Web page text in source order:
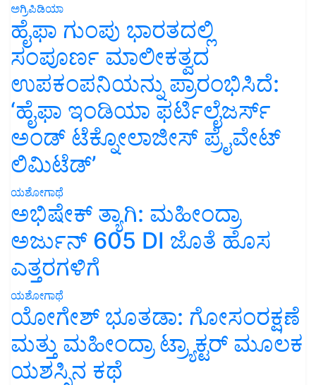
ಅಗ್ರಿಪಿಡಿಯಾ
ಹೈಫಾ ಗುಂಪು ಭಾರತದಲ್ಲಿ
ಸಂಪೂರ್ಣ ಮಾಲೀಕತ್ವದ
ಉಪಕಂಪನಿಯನ್ನು ಪ್ರಾರಂಭಿಸಿದೆ:
‘ಹೈಫಾ ಇಂಡಿಯಾ ಫರ್ಟಿಲೈಜರ್ಸ್
ಅಂಡ್ ಟೆಕ್ನೋಲಾಜೀಸ್ ಪ್ರೈವೇಟ್
ಲಿಮಿಟೆಡ್’
ಯಶೋಗಾಥೆ
ಅಭಿಷೇಕ್ ತ್ಯಾಗಿ: ಮಹೀಂದ್ರಾ
ಅರ್ಜುನ್ 605 DI ಜೊತೆ ಹೊಸ
ಎತ್ತರಗಳಿಗೆ
ಯಶೋಗಾಥೆ
ಯೋಗೇಶ್ ಭೂತಡಾ: ಗೋಸಂರಕ್ಷಣೆ
ಮತ್ತು ಮಹೀಂದ್ರಾ ಟ್ರ್ಯಾಕ್ಟರ್ ಮೂಲಕ
ಯಶಸ್ಸಿನ ಕಥೆ